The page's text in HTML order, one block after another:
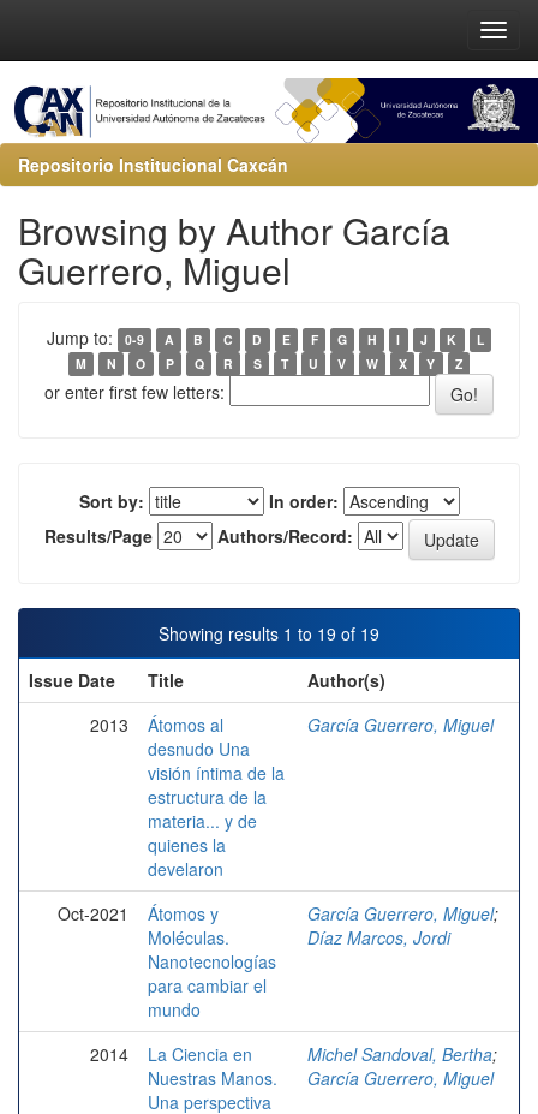
Repositorio Institucional Caxcán
Browsing by Author García
Guerrero, Miguel
Jump to: 0-9 A B C D E F G H I J K
L
M
N O P Q R S T U V W X Y Z
or enter first few letters:
Sort by:
In order:
Results/Page
Authors/Record:
Showing results 1 to 19 of 19
Issue Date
Title
Author(s)
2013
Átomos al
desnudo Una
visión íntima de la
estructura de la
materia... y de
quienes la
develaron
García Guerrero, Miguel
Oct-2021
Átomos y
Moléculas.
Nanotecnologías
para cambiar el
mundo
García Guerrero, Miguel;
Díaz Marcos, Jordi
2014
La Ciencia en
Nuestras Manos.
Una perspectiva
Michel Sandoval, Bertha;
García Guerrero, Miguel